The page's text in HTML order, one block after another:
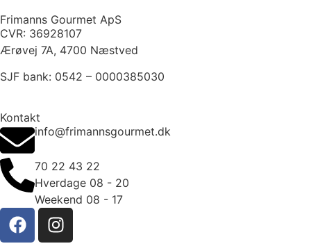
Frimanns Gourmet ApS
CVR: 36928107
Ærøvej 7A, 4700 Næstved
SJF bank: 0542 – 0000385030
Kontakt
info@frimannsgourmet.dk
70 22 43 22
Hverdage 08 - 20
Weekend 08 - 17